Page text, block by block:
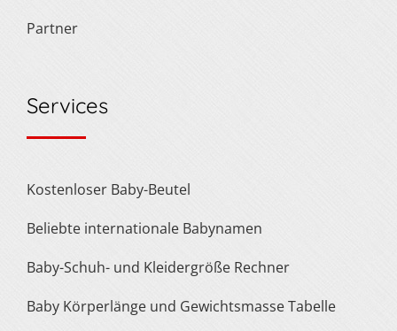
Partner
Services
Kostenloser Baby-Beutel
Beliebte internationale Babynamen
Baby-Schuh- und Kleidergröße Rechner
Baby Körperlänge und Gewichtsmasse Tabelle